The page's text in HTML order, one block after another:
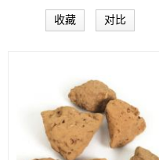
收藏 对比